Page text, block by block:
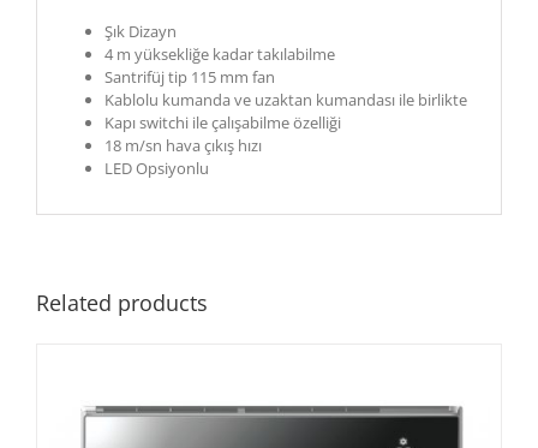
Şık Dizayn
4 m yüksekliğe kadar takılabilme
Santrifüj tip 115 mm fan
Kablolu kumanda ve uzaktan kumandası ile birlikte
Kapı switchi ile çalışabilme özelliği
18 m/sn hava çıkış hızı
LED Opsiyonlu
Related products